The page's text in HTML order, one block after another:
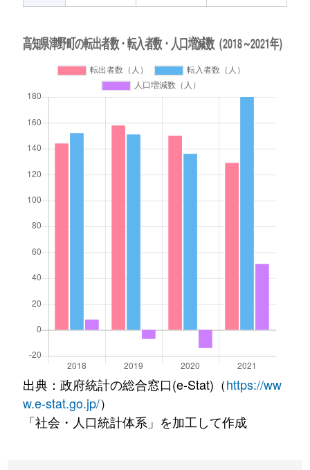
出典：政府統計の総合窓口(e-Stat)（https://ww
w.e-stat.go.jp/）
「社会・人口統計体系」を加工して作成